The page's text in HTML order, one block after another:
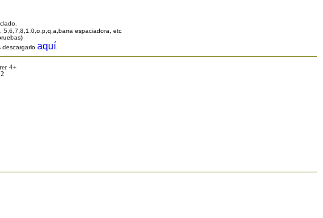
5,6,7,8,1,0,o,p,q,a,barra espaciadora, etc
descargarlo aquí
4+